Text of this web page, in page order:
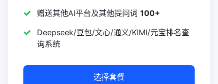
赠送其他AI平台及其他提问词 100+
Deepseek/豆包/文心/通义/KIMI/元宝排名查
询系统
选择套餐